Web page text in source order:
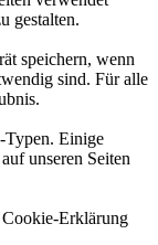
gestalten.
speichern, wenn
sind. Für alle
Typen. Einige
unseren Seiten
Erklärung